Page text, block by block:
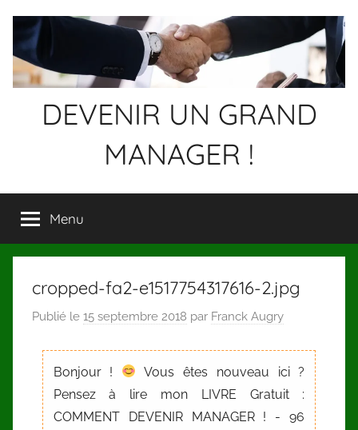
contenu
DEVENIR UN GRAND
MANAGER !
GRAND
MANAGER
!
Menu
cropped-fa2-e1517754317616-2.jpg
Publié le 15 septembre 2018 par Franck Augry
Bonjour !
Vous êtes nouveau ici ?
Pensez à lire mon LIVRE Gratuit :
COMMENT DEVENIR MANAGER ! - 96